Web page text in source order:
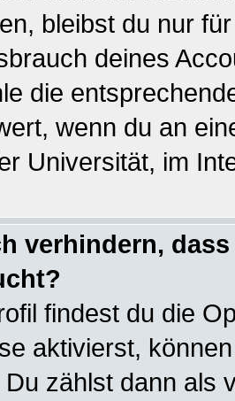
bleibst du nur
deines
die
wenn du an
Universität, im
verhindern,
findest du die
aktivierst,
zählst dann als